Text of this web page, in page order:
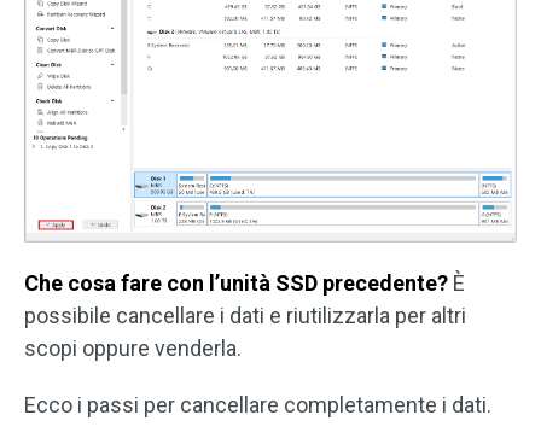
Che cosa fare con l’unità SSD precedente? È
possibile cancellare i dati e riutilizzarla per altri
scopi oppure venderla.
Ecco i passi per cancellare completamente i dati.